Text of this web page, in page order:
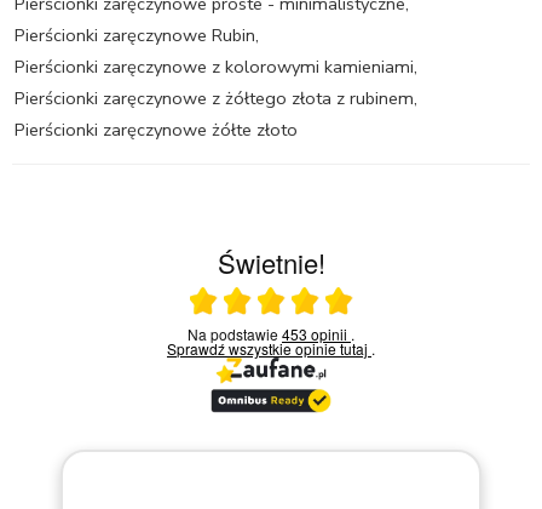
Pierścionki zaręczynowe Rubin,
Pierścionki zaręczynowe z kolorowymi kamieniami,
Pierścionki zaręczynowe z żółtego złota z rubinem,
Pierścionki zaręczynowe żółte złoto
Świetnie!
Ocena średnia 5 na 5
Na podstawie453 opinii .
Sprawdź wszystkie opinietutaj .